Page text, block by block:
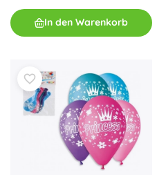
In den Warenkorb